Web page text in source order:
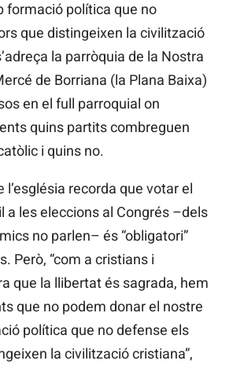
formació política que no
que distingeixen la civilització
la parròquia de la Nostra
de Borriana (la Plana Baixa)
en el full parroquial on
quins partits combreguen
i quins no.
l’església recorda que votar el
a les eleccions al Congrés –dels
no parlen– és “obligatori”
Però, “com a cristians i
que la llibertat és sagrada, hem
que no podem donar el nostre
política que no defense els
la civilització cristiana”,